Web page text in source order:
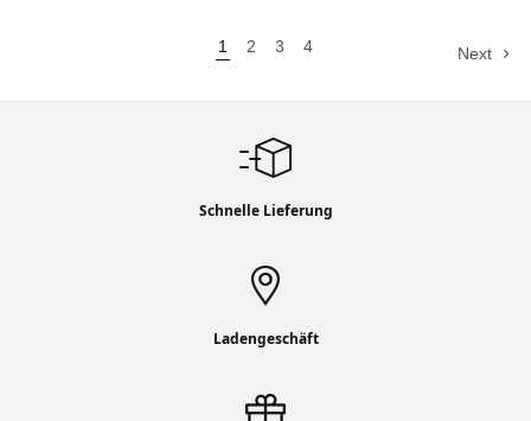
1 2 3 4 Next
Schnelle Lieferung
Ladengeschäft